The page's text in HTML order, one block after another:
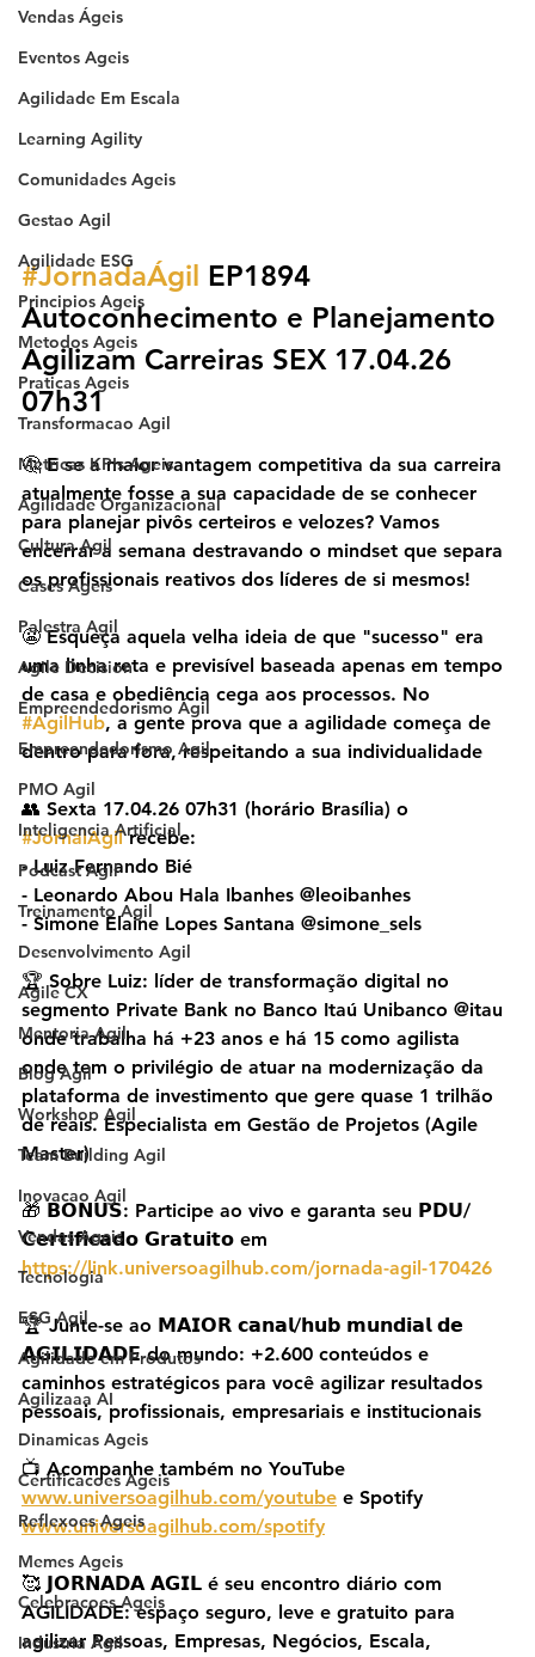
Vendas Ágeis
Eventos Ageis
Agilidade Em Escala
Learning Agility
Comunidades Ageis
Gestao Agil
Agilidade ESG
Principios Ageis
Metodos Ageis
Praticas Ageis
Transformacao Agil
Metricas KPIs Ageis
Agilidade Organizacional
Cultura Agil
Cases Ageis
Palestra Agil
Agile Decision
Empreendedorismo Ágil
Empreendedorismo Agil
PMO Agil
Inteligencia Artificial
Podcast Agil
Treinamento Agil
Desenvolvimento Agil
Agile CX
Mentoria Agil
Blog Agil
Workshop Agil
Team Building Agil
Inovacao Agil
Vendas Ageis
Tecnologia
ESG Agil
Agilidade em Produtos
Agilizaaa AI
Dinamicas Ageis
Certificacoes Ageis
Reflexoes Ageis
Memes Ageis
Celebracoes Ageis
Industria Agil
#JornadaÁgil EP1894
Autoconhecimento e Planejamento
Agilizam Carreiras SEX 17.04.26
07h31
🤔 E se a maior vantagem competitiva da sua carreira
atualmente fosse a sua capacidade de se conhecer
para planejar pivôs certeiros e velozes? Vamos
encerrar a semana destravando o mindset que separa
os profissionais reativos dos líderes de si mesmos!
😬 Esqueça aquela velha ideia de que "sucesso" era
uma linha reta e previsível baseada apenas em tempo
de casa e obediência cega aos processos. No
#AgilHub, a gente prova que a agilidade começa de
dentro para fora, respeitando a sua individualidade
👥 Sexta 17.04.26 07h31 (horário Brasília) o
#JornalAgil recebe:
- Luiz Fernando Bié
- Leonardo Abou Hala Ibanhes @leoibanhes
- Simone Elaine Lopes Santana @simone_sels
🏆 Sobre Luiz: líder de transformação digital no
segmento Private Bank no Banco Itaú Unibanco @itau
onde trabalha há +23 anos e há 15 como agilista
onde tem o privilégio de atuar na modernização da
plataforma de investimento que gere quase 1 trilhão
de reais. Especialista em Gestão de Projetos (Agile
Master)
🎁 𝗕𝗢𝗡𝗨𝗦: Participe ao vivo e garanta seu 𝗣𝗗𝗨/
𝗖𝗲𝗿𝘁𝗶𝗳𝗶𝗰𝗮𝗱𝗼 𝗚𝗿𝗮𝘁𝘂𝗶𝘁𝗼 em
https://link.universoagilhub.com/jornada-agil-170426
🏆 Junte-se ao 𝗠𝗔𝗜𝗢𝗥 𝗰𝗮𝗻𝗮𝗹/𝗵𝘂𝗯 𝗺𝘂𝗻𝗱𝗶𝗮𝗹 𝗱𝗲
𝗔𝗚𝗜𝗟𝗜𝗗𝗔𝗗𝗘 do mundo: +2.600 conteúdos e
caminhos estratégicos para você agilizar resultados
pessoais, profissionais, empresariais e institucionais
📺 Acompanhe também no YouTube
www.universoagilhub.com/youtube e Spotify
www.universoagilhub.com/spotify
🥰 𝗝𝗢𝗥𝗡𝗔𝗗𝗔 𝗔𝗚𝗜𝗟 é seu encontro diário com
AGILIDADE: espaço seguro, leve e gratuito para
agilizar Pessoas, Empresas, Negócios, Escala,